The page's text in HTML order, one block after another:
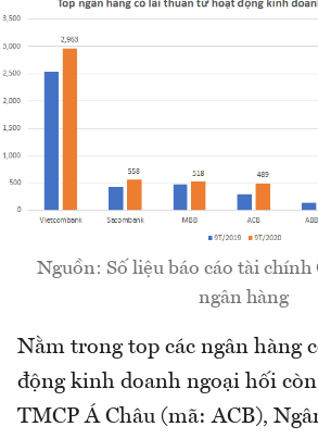
Nguồn: Số liệu báo cáo tài chính
ngân hàng
Nằm trong top các ngân hàng
động kinh doanh ngoại hối
TMCP Á Châu (mã: ACB),